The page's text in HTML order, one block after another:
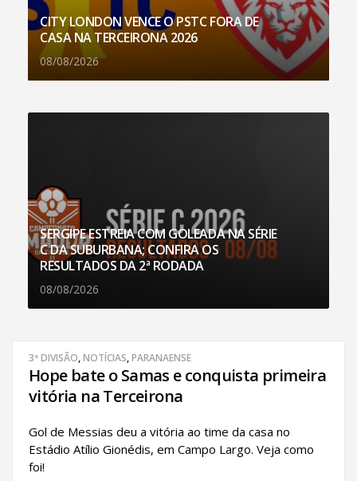
CITY LONDON VENCE O PSTC FORA DE
CASA NA TERCEIRONA 2026
08/08/2026
SERGIPE ESTREIA COM GOLEADA NA SÉRIE
C DA SUBURBANA; CONFIRA OS
RESULTADOS DA 2ª RODADA
08/08/2026
3ª DIVISÃO,NOTÍCIAS,PARANAENSE
Hope bate o Samas e conquista primeira
vitória na Terceirona
Gol de Messias deu a vitória ao time da casa no
Estádio Atílio Gionédis, em Campo Largo. Veja como
foi!